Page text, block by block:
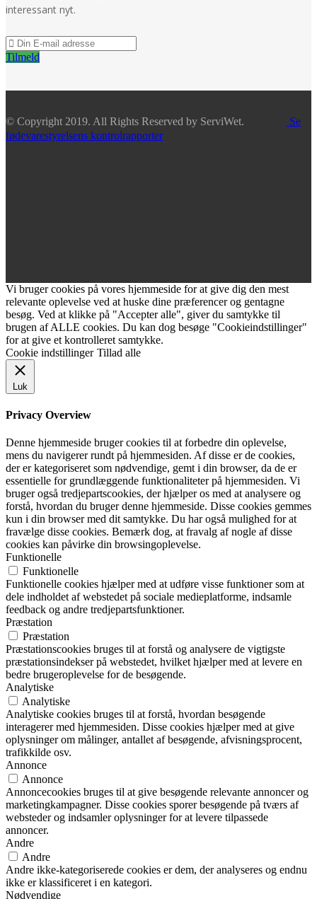
interessant nyt.
Tilmeld
© Copyright 2019. All Rights Reserved by ServiWet.
Se
fødevarestyrelsens kontrolrapporter
Vi bruger cookies på vores hjemmeside for at give dig den mest
relevante oplevelse ved at huske dine præferencer og gentagne
besøg. Ved at klikke på "Accepter alle", giver du samtykke til
brugen af ALLE cookies. Du kan dog besøge "Cookieindstillinger"
for at give et kontrolleret samtykke.
Cookie indstillinger Tillad alle
Luk
Privacy Overview
Denne hjemmeside bruger cookies til at forbedre din oplevelse,
mens du navigerer rundt på hjemmesiden. Af disse er de cookies,
der er kategoriseret som nødvendige, gemt i din browser, da de er
essentielle for grundlæggende funktionaliteter på hjemmesiden. Vi
bruger også tredjepartscookies, der hjælper os med at analysere og
forstå, hvordan du bruger denne hjemmeside. Disse cookies gemmes
kun i din browser med dit samtykke. Du har også mulighed for at
fravælge disse cookies. Bemærk dog, at fravalg af nogle af disse
cookies kan påvirke din browsingoplevelse.
Funktionelle
Funktionelle
Funktionelle cookies hjælper med at udføre visse funktioner som at
dele indholdet af webstedet på sociale medieplatforme, indsamle
feedback og andre tredjepartsfunktioner.
Præstation
Præstation
Præstationscookies bruges til at forstå og analysere de vigtigste
præstationsindekser på webstedet, hvilket hjælper med at levere en
bedre brugeroplevelse for de besøgende.
Analytiske
Analytiske
Analytiske cookies bruges til at forstå, hvordan besøgende
interagerer med hjemmesiden. Disse cookies hjælper med at give
oplysninger om målinger, antallet af besøgende, afvisningsprocent,
trafikkilde osv.
Annonce
Annonce
Annoncecookies bruges til at give besøgende relevante annoncer og
marketingkampagner. Disse cookies sporer besøgende på tværs af
websteder og indsamler oplysninger for at levere tilpassede
annoncer.
Andre
Andre
Andre ikke-kategoriserede cookies er dem, der analyseres og endnu
ikke er klassificeret i en kategori.
Nødvendige